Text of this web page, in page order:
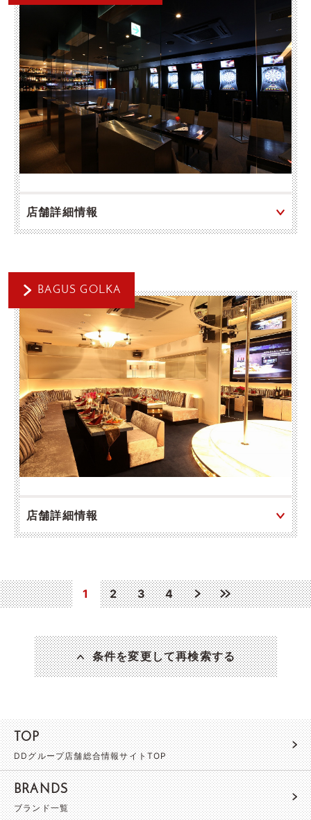
店舗詳細情報
BAGUS GOLKA
店舗詳細情報
1 2 3 4
条件を変更して再検索する
TOP
DDグループ店舗総合情報サイトTOP
BRANDS
ブランド一覧